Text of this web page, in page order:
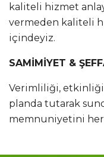
kaliteli hizmet
vermeden kaliteli
içindeyiz.
SAMİMİYET &
Verimliliği, etkinliği,
planda tutarak
memnuniyetini